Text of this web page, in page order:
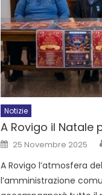
Notizie
A Rovigo il Natale
25 Novembre 2025
A Rovigo l’atmosfera
l’amministrazione